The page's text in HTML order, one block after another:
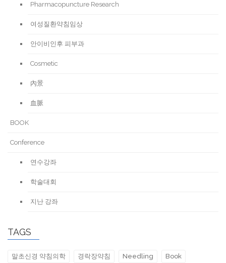
Pharmacopuncture Research
여성질환약침임상
안이비인후 피부과
Cosmetic
內景
血脈
BOOK
Conference
연수강좌
학술대회
지난 강좌
TAGS
말초신경 약침의학 경락장약침 Needling Book